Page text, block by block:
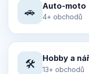
🚗 Auto-moto
4+ obchodů
🛠️ Hobby a
13+ obchodů